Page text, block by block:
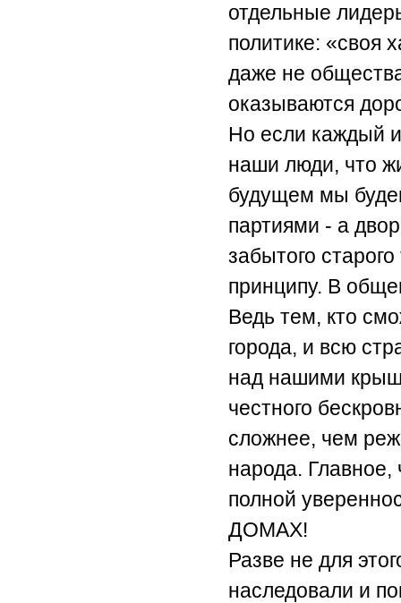
отдельные
политике: «своя
даже не
оказываются
Но если каждый
наши люди, что
будущем мы
партиями - а
забытого
принципу. В
Ведь тем, кто
города, и всю
над нашими
честного
сложнее, чем
народа. Главное,
полной
ДОМАХ!
Разве не для
наследовали и